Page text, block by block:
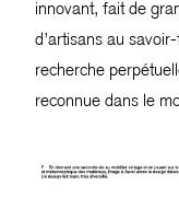
innovant, fait de
d’artisans au
recherche
reconnue dans le